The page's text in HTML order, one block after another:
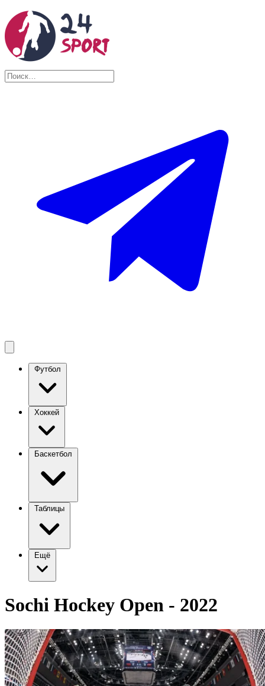
Футбол
Хоккей
Баскетбол
Таблицы
Ещё
Sochi Hockey Open - 2022